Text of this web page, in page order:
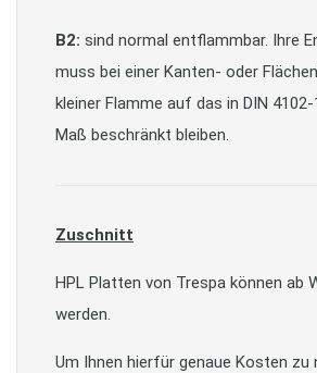
B2: sind normal entflammbar. Ihre
muss bei einer Kanten- oder
kleiner Flamme auf das in DIN
Maß beschränkt bleiben.
Zuschnitt
HPL Platten von Trespa können ab
werden.
Um Ihnen hierfür genaue Kosten zu